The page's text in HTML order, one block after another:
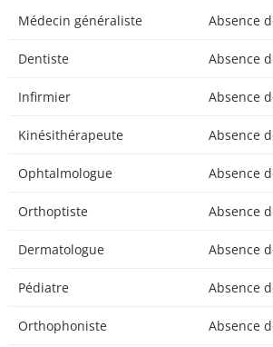
Médecin généraliste Absence
Dentiste Absence
Infirmier Absence
Kinésithérapeute Absence
Ophtalmologue Absence
Orthoptiste Absence
Dermatologue Absence
Pédiatre Absence
Orthophoniste Absence